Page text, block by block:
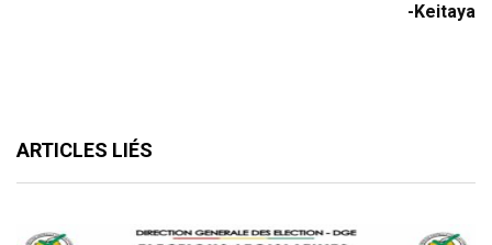
-Keitaya
ARTICLES LIÉS